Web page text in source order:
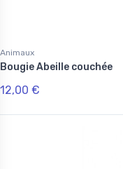
Animaux
Bougie Abeille couchée
12,00 €